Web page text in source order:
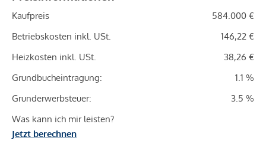
Kaufpreis
584.000 €
Betriebskosten inkl. USt.
146,22 €
Heizkosten inkl. USt.
38,26 €
Grundbucheintragung:
1.1 %
Grunderwerbsteuer:
3.5 %
Was kann ich mir leisten?
Jetzt berechnen